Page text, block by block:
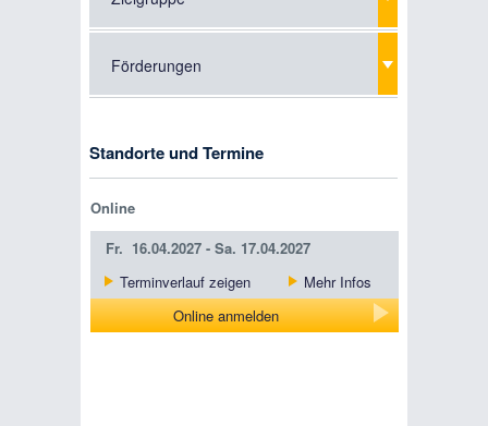
Förderungen
Standorte und Termine
Online
Fr. 16.04.2027 - Sa. 17.04.2027
Terminverlauf zeigen
Mehr Infos
Online anmelden